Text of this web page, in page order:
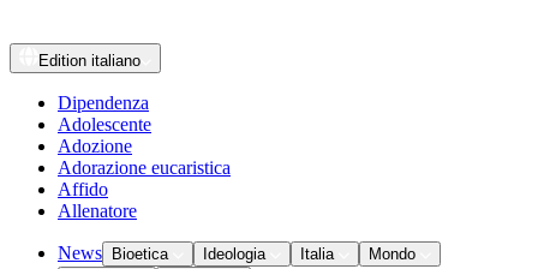
Edition italiano
Dipendenza
Adolescente
Adozione
Adorazione eucaristica
Affido
Allenatore
News Bioetica Ideologia Italia
Mondo